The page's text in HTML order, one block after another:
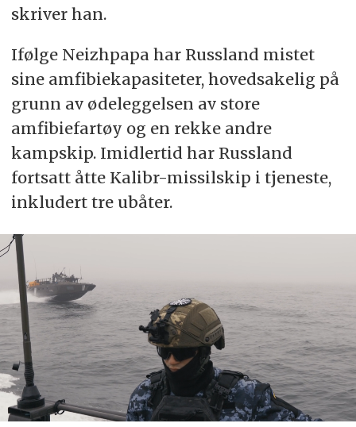
skriver han.
Ifølge Neizhpapa har Russland mistet
sine amfibiekapasiteter, hovedsakelig på
grunn av ødeleggelsen av store
amfibiefartøy og en rekke andre
kampskip. Imidlertid har Russland
fortsatt åtte Kalibr-missilskip i tjeneste,
inkludert tre ubåter.